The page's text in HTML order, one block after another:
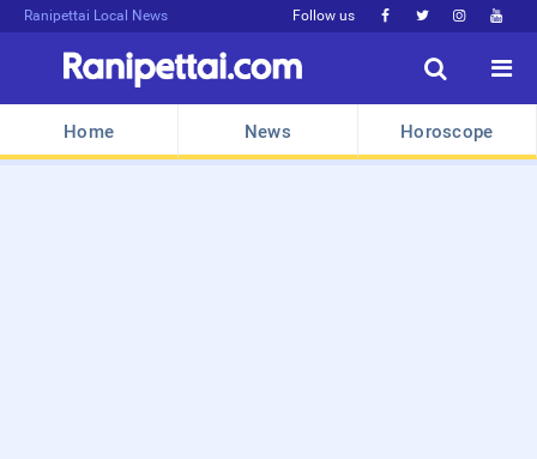
Ranipettai Local News Follow us    


Home News Horoscope